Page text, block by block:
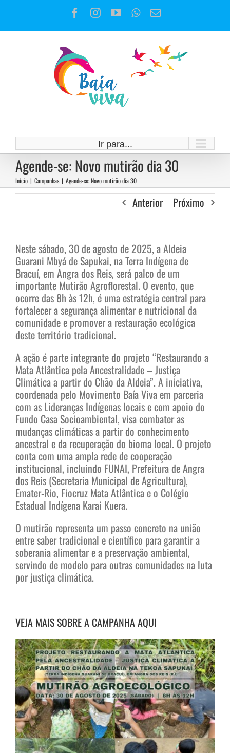
o
Facebook
Instagram
YouTubeWhatsApp
E-
Ir para...
Agende-se: Novo mutirão dia 30
Início | Campanhas | Agende-se: Novo mutirão dia 30
Anterior Próximo
Neste sábado, 30 de agosto de 2025, a Aldeia
Guarani Mbyá de Sapukai, na Terra Indígena de
Bracuí, em Angra dos Reis, será palco de um
importante Mutirão Agroflorestal. O evento, que
ocorre das 8h às 12h, é uma estratégia central para
fortalecer a segurança alimentar e nutricional da
comunidade e promover a restauração ecológica
deste território tradicional.
A ação é parte integrante do projeto “Restaurando a
Mata Atlântica pela Ancestralidade – Justiça
Climática a partir do Chão da Aldeia”. A iniciativa,
coordenada pelo Movimento Baía Viva em parceria
com as Lideranças Indígenas locais e com apoio do
Fundo Casa Socioambiental, visa combater as
mudanças climáticas a partir do conhecimento
ancestral e da recuperação do bioma local. O projeto
conta com uma ampla rede de cooperação
institucional, incluindo FUNAI, Prefeitura de Angra
dos Reis (Secretaria Municipal de Agricultura),
Emater-Rio, Fiocruz Mata Atlântica e o Colégio
Estadual Indígena Karai Kuera.
O mutirão representa um passo concreto na união
entre saber tradicional e científico para garantir a
soberania alimentar e a preservação ambiental,
servindo de modelo para outras comunidades na luta
por justiça climática.
VEJA MAIS SOBRE A CAMPANHA AQUI